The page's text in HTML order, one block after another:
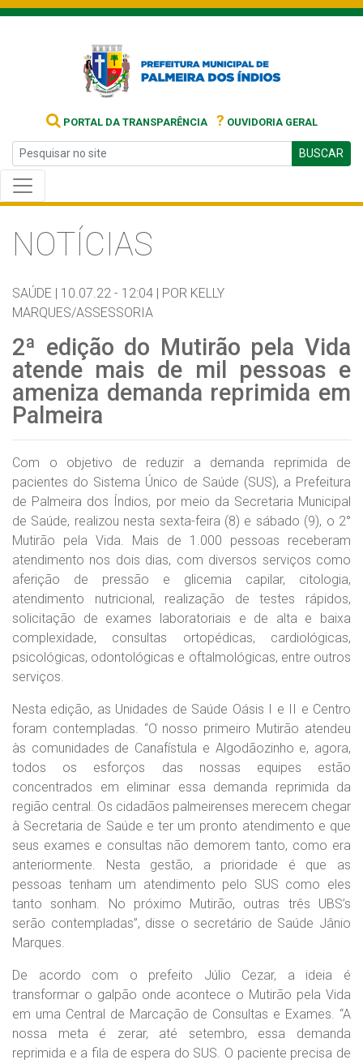
PORTAL DA TRANSPARÊNCIA ? OUVIDORIA GERAL
BUSCAR
NOTÍCIAS
SAÚDE | 10.07.22 - 12:04 | POR KELLY
MARQUES/ASSESSORIA
2ª edição do Mutirão pela Vida
atende mais de mil pessoas e
ameniza demanda reprimida em
Palmeira
Com o objetivo de reduzir a demanda reprimida de
pacientes do Sistema Único de Saúde (SUS), a Prefeitura
de Palmeira dos Índios, por meio da Secretaria Municipal
de Saúde, realizou nesta sexta-feira (8) e sábado (9), o 2°
Mutirão pela Vida. Mais de 1.000 pessoas receberam
atendimento nos dois dias, com diversos serviços como
aferição de pressão e glicemia capilar, citologia,
atendimento nutricional, realização de testes rápidos,
solicitação de exames laboratoriais e de alta e baixa
complexidade, consultas ortopédicas, cardiológicas,
psicológicas, odontológicas e oftalmológicas, entre outros
serviços.
Nesta edição, as Unidades de Saúde Oásis I e II e Centro
foram contempladas. “O nosso primeiro Mutirão atendeu
às comunidades de Canafístula e Algodãozinho e, agora,
todos os esforços das nossas equipes estão
concentrados em eliminar essa demanda reprimida da
região central. Os cidadãos palmeirenses merecem chegar
à Secretaria de Saúde e ter um pronto atendimento e que
seus exames e consultas não demorem tanto, como era
anteriormente. Nesta gestão, a prioridade é que as
pessoas tenham um atendimento pelo SUS como eles
tanto sonham. No próximo Mutirão, outras três UBS’s
serão contempladas”, disse o secretário de Saúde Jânio
Marques.
De acordo com o prefeito Júlio Cezar, a ideia é
transformar o galpão onde acontece o Mutirão pela Vida
em uma Central de Marcação de Consultas e Exames. “A
nossa meta é zerar, até setembro, essa demanda
reprimida e a fila de espera do SUS. O paciente precisa de